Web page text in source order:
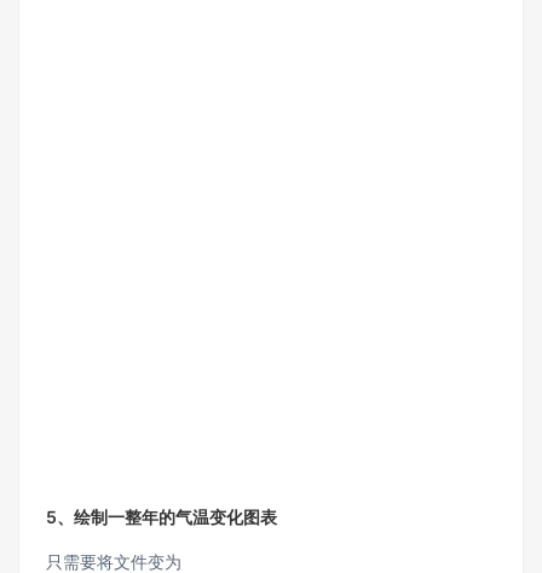
5、绘制一整年的气温变化图表
只需要将文件变为